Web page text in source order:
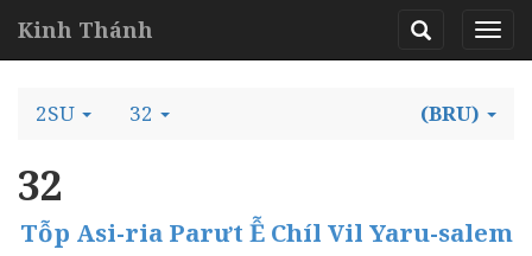
Kinh Thánh
2SU 32 (BRU)
32
Tỗp Asi-ria Parưt Ễ Chíl Vil Yaru-salem